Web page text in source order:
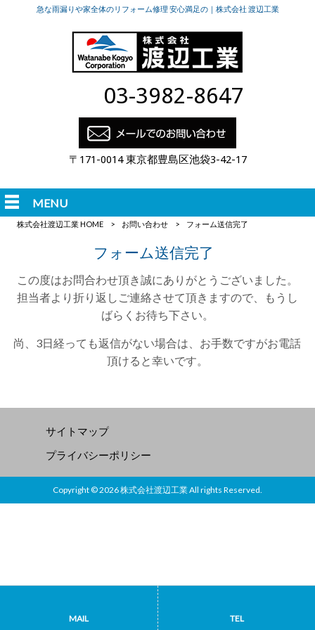
急な雨漏りや家全体のリフォーム修理 安心満足の｜株式会社 渡辺工業
03-3982-8647
〒171-0014 東京都豊島区池袋3-42-17
MENU
株式会社渡辺工業 HOME > お問い合わせ > フォーム送信完了
フォーム送信完了
この度はお問合わせ頂き誠にありがとうございました。
担当者より折り返しご連絡させて頂きますので、もうし
ばらくお待ち下さい。
尚、3日経っても返信がない場合は、お手数ですがお電話
頂けると幸いです。
サイトマップ
プライバシーポリシー
Copyright © 2026 株式会社渡辺工業 All rights Reserved.
MAIL TEL